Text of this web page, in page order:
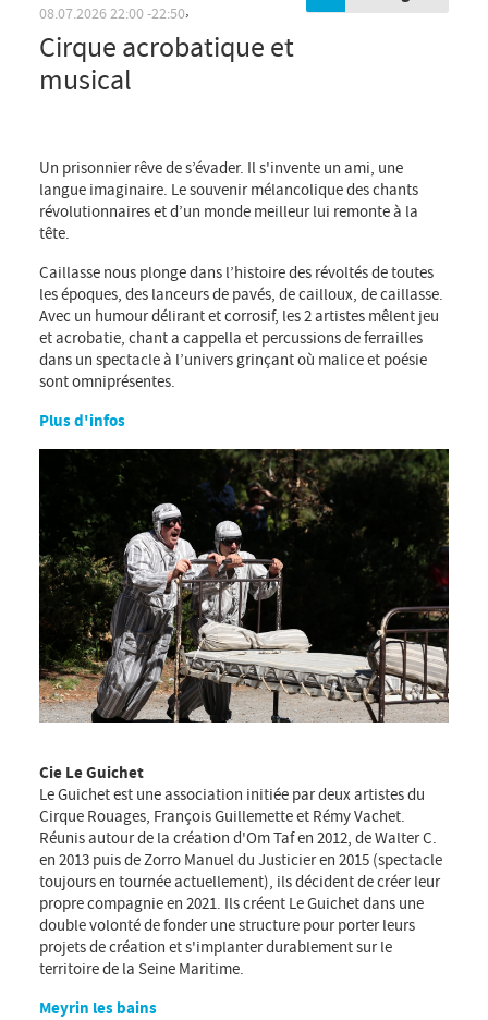
08.07.2026 22:00
Cirque acrobatique et
musical
Un prisonnier rêve de s’évader. Il s'invente un ami, une
langue imaginaire. Le souvenir mélancolique des chants
révolutionnaires et d’un monde meilleur lui remonte à la
tête.
Caillasse nous plonge dans l’histoire des révoltés de toutes
les époques, des lanceurs de pavés, de cailloux, de caillasse.
Avec un humour délirant et corrosif, les 2 artistes mêlent jeu
et acrobatie, chant a cappella et percussions de ferrailles
dans un spectacle à l’univers grinçant où malice et poésie
sont omniprésentes.
Plus d'infos
Cie Le Guichet
Le Guichet est une association initiée par deux artistes du
Cirque Rouages, François Guillemette et Rémy Vachet.
Réunis autour de la création d'Om Taf en 2012, de Walter C.
en 2013 puis de Zorro Manuel du Justicier en 2015 (spectacle
toujours en tournée actuellement), ils décident de créer leur
propre compagnie en 2021. Ils créent Le Guichet dans une
double volonté de fonder une structure pour porter leurs
projets de création et s'implanter durablement sur le
territoire de la Seine Maritime.
Meyrin les bains